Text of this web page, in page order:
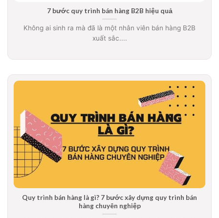
7 bước quy trình bán hàng B2B hiệu quả
Không ai sinh ra mà đã là một nhân viên bán hàng B2B
xuất sắc....
Quy trình bán hàng là gì? 7 bước xây dựng quy trình bán
hàng chuyên nghiệp